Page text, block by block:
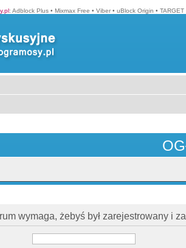
: Adblock Plus • Mixmax Free • Viber • uBlock Origin •
wymaga, żebyś był zarejestrowany i